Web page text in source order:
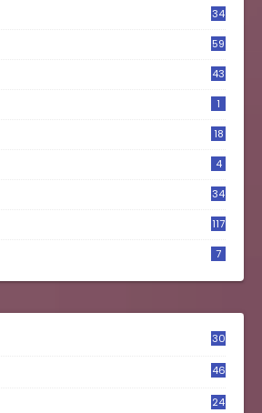
34
59
43
1
18
4
34
117
7
30
46
24